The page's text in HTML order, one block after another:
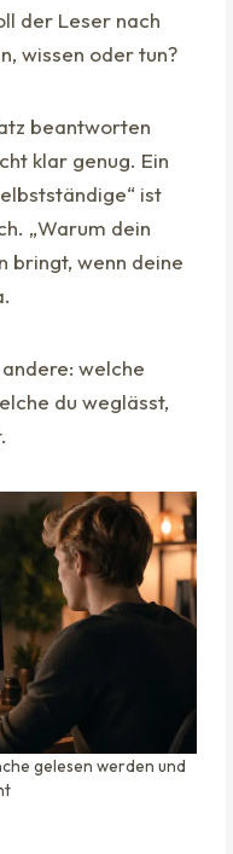
der Leser nach
wissen oder tun?
beantworten
klar genug. Ein
ist
„Warum dein
bringt, wenn deine
welche
du weglässt,
gelesen werden und